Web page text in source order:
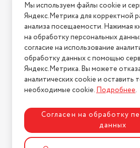
Условия возврата
Нашли ошибку на сайте?
2026 © Интернет-магазин
Политика
Разработка сайта
Мы используем файлы cookie и
Яндекс.Метрика для корректной
анализа посещаемости. Нажимая
на обработку персональных
согласие на использование
обработку данных с помощью
Яндекс.Метрика. Вы можете
аналитических cookie и оставить
необходимые cookie.Подробнее.
Согласен на обработку
данных